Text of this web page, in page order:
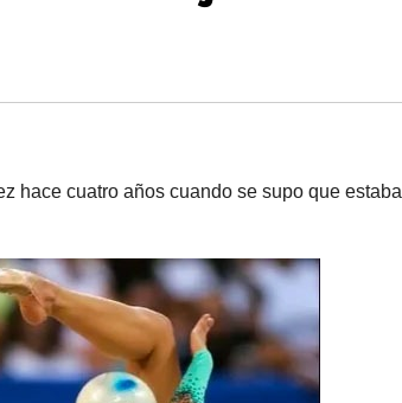
hace cuatro años cuando se supo que estaba